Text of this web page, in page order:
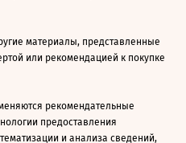
материалы, представленные
или рекомендацией к покупке
рекомендательные
предоставления
и анализа сведений,